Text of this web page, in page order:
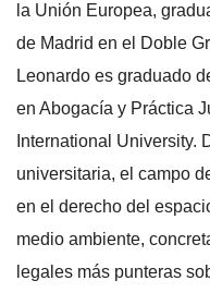
la Unión Europea,
de Madrid en el Doble
Leonardo es graduado
en Abogacía y Práctica
International University.
universitaria, el campo
en el derecho del
medio ambiente,
legales más punteras